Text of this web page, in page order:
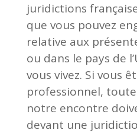
juridictions
que vous pouvez
relative aux
ou dans le pays de
vous vivez. Si vous
professionnel,
notre encontre
devant une